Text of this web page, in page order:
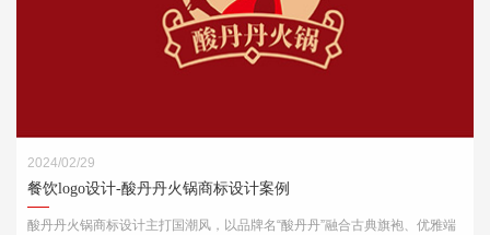
2024/02/29
餐饮logo设计-酸丹丹火锅商标设计案例
酸丹丹火锅商标设计主打国潮风，以品牌名“酸丹丹”融合古典旗袍、优雅端